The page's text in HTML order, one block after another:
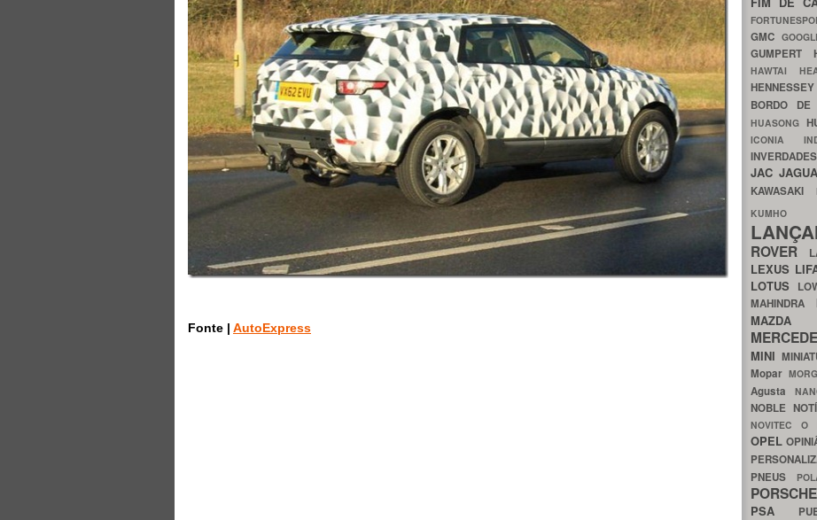
Fonte | AutoExpress
GMC
GUMPERT
HAWTAI
HENNESSEY
BORDO
HUASONG
ICONIA
JAC
KAWASAKI
ROVER
LEXUS
LOTUS
MAHINDRA
MINI
Mopar
Agusta
NOBLE
NOVITEC O
OPEL
PNEUS
PORSCHE
PSA